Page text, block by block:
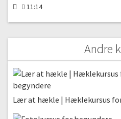
11:14
Andre
Lær at hækle | Hæklekursus